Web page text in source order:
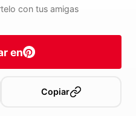
con tus amigas
en
Copiar